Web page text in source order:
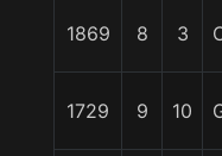
1869 8 3
1729 9 10